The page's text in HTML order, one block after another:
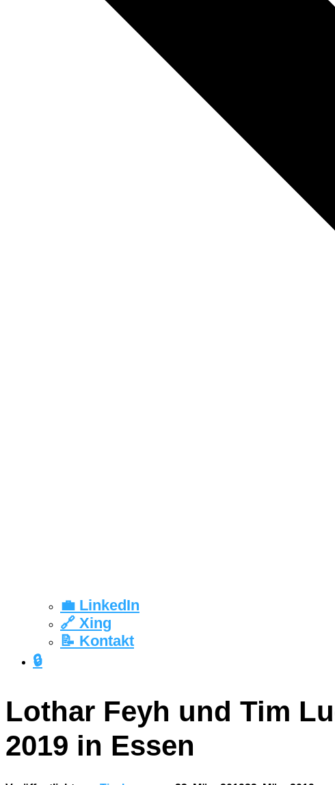
💼 LinkedIn
🔗 Xing
📝 Kontakt
🔒
Lothar Feyh und Tim
2019 in Essen